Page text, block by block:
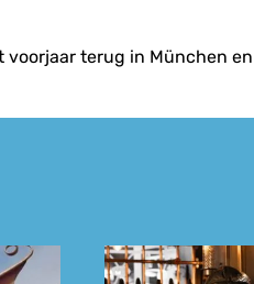
voorjaar terug in München